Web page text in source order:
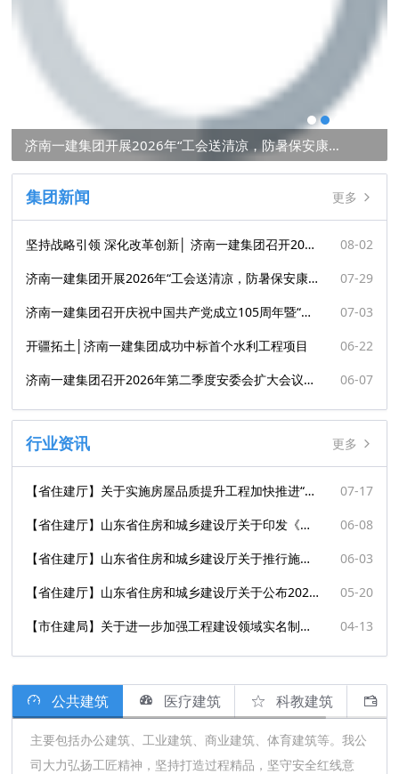
坚持战略引领 深化改革创新│ 济南一建集团召开2026年上半年工作会议
济南一建集团开展2026年“工会送清凉，防暑保安康”走访慰问活动
济南一建集团召开庆祝中国共产党成立105周年暨“七一”表彰大会
开疆拓土│济南一建集团成功中标首个水利工程项目
集团新闻 更多
坚持战略引领 深化改革创新│ 济南一建集团召开2026年上半年工作会议
08-02
济南一建集团开展2026年“工会送清凉，防暑保安康”走访慰问活动
07-29
济南一建集团召开庆祝中国共产党成立105周年暨“七一”表彰大会
07-03
开疆拓土│济南一建集团成功中标首个水利工程项目
06-22
济南一建集团召开2026年第二季度安委会扩大会议暨上半年安全生产工作会议
06-07
行业资讯 更多
【省住建厅】关于实施房屋品质提升工程加快推进“好房子”建设的通知
07-17
【省住建厅】山东省住房和城乡建设厅关于印发《房屋市政工程施工作业人员班前安全教育要点（第一批）》的通知
06-08
【省住建厅】山东省住房和城乡建设厅关于推行施工图审查提前介入重大项目靠前精准服务的通知
06-03
【省住建厅】山东省住房和城乡建设厅关于公布2025年度山东省建设工程结构质量评价结果的通知
05-20
【市住建局】关于进一步加强工程建设领域实名制考勤与工资支付管理的通知
04-13
公共建筑 医疗建筑 科教建筑
主要包括办公建筑、工业建筑、商业建筑、体育建筑等。我公
司大力弘扬工匠精神，坚持打造过程精品，坚守安全红线意